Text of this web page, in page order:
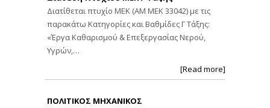
Διατίθεται πτυχίο ΜΕΚ (ΑΜ ΜΕΚ 33042) με τις
παρακάτω Κατηγορίες και Βαθμίδες Γ Τάξης:
«Έργα Καθαρισμού & Επεξεργασίας Νερού,
Υγρών,…
[Read more]
ΠΟΛΙΤΙΚΟΣ ΜΗΧΑΝΙΚΟΣ